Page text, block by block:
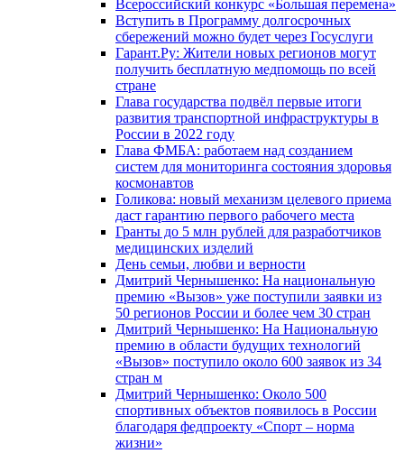
Всероссийский конкурс «Большая перемена»
Вступить в Программу долгосрочных
сбережений можно будет через Госуслуги
Гарант.Ру: Жители новых регионов могут
получить бесплатную медпомощь по всей
стране
Глава государства подвёл первые итоги
развития транспортной инфраструктуры в
России в 2022 году
Глава ФМБА: работаем над созданием
систем для мониторинга состояния здоровья
космонавтов
Голикова: новый механизм целевого приема
даст гарантию первого рабочего места
Гранты до 5 млн рублей для разработчиков
медицинских изделий
День семьи, любви и верности
Дмитрий Чернышенко: На национальную
премию «Вызов» уже поступили заявки из
50 регионов России и более чем 30 стран
Дмитрий Чернышенко: На Национальную
премию в области будущих технологий
«Вызов» поступило около 600 заявок из 34
стран м
Дмитрий Чернышенко: Около 500
спортивных объектов появилось в России
благодаря федпроекту «Спорт – норма
жизни»